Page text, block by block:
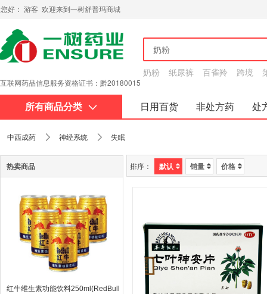
您好： 游客 欢迎来到一树舒普玛商城
互联网药品信息服务资格证书：黔20180015
奶粉 纸尿裤 百雀羚 跨境
所有商品分类 日用百货 非处方药
处
中西成药 神经系统 失眠
热卖商品
红牛维生素功能饮料250ml(RedBull/红牛)
排序： 默认 销量 价格